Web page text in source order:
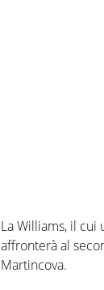
La Williams, il
affronterà al
Martincova.